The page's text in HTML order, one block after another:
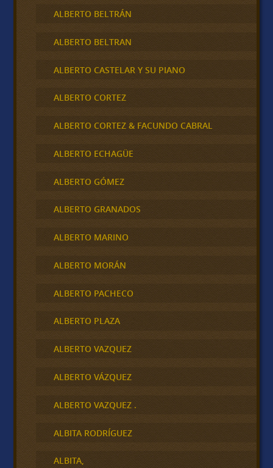
ALBERTO BELTRÁN
ALBERTO BELTRAN
ALBERTO CASTELAR Y SU PIANO
ALBERTO CORTEZ
ALBERTO CORTEZ & FACUNDO CABRAL
ALBERTO ECHAGÜE
ALBERTO GÓMEZ
ALBERTO GRANADOS
ALBERTO MARINO
ALBERTO MORÁN
ALBERTO PACHECO
ALBERTO PLAZA
ALBERTO VAZQUEZ
ALBERTO VÁZQUEZ
ALBERTO VAZQUEZ .
ALBITA RODRÍGUEZ
ALBITA,